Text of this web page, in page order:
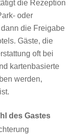
die Rezeption
oder
die Freigabe
Gäste, die
oft bei
kartenbasierte
werden,
des Gastes